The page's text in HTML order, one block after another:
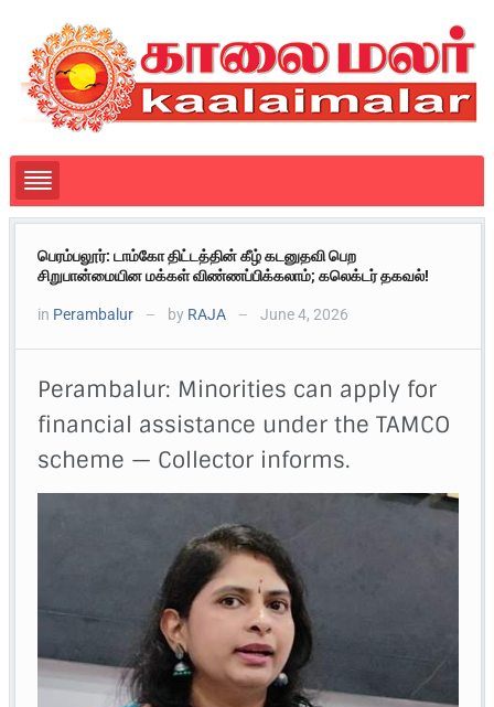
பெரம்பலூர்: டாம்கோ திட்டத்தின் கீழ் கடனுதவி பெற
சிறுபான்மையின மக்கள் விண்ணப்பிக்கலாம்; கலெக்டர் தகவல்!
in Perambalur — by RAJA — June 4, 2026
Perambalur: Minorities can apply for
financial assistance under the TAMCO
scheme — Collector informs.